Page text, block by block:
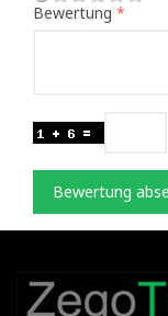
Bewertung
Bewertung